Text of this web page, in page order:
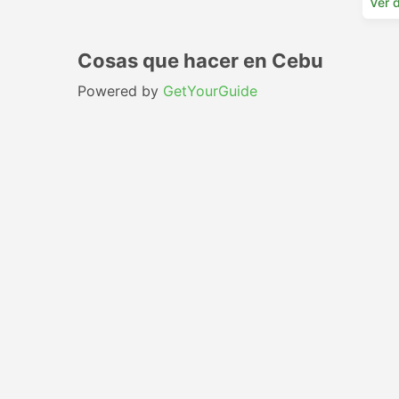
Cosas que hacer en Cebu
Powered by GetYourGuide